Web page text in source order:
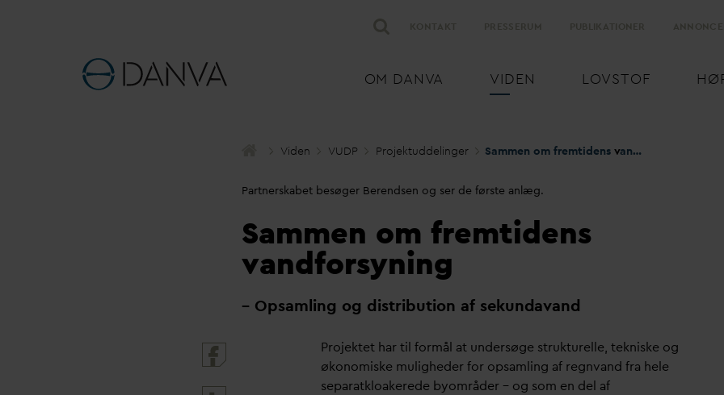
OM DANVA VIDEN LOVSTOF
Viden VUDP Projektuddelinger Sammen om fremtidens vandforsyning
Partnerskabet besøger Berendsen og ser de første anlæg.
Sammen om fremtidens
vandforsyning
– Opsamling og distribution af sekundavand
Projektet har til formål at undersøge strukturelle, tekniske og
økonomiske muligheder for opsamling af regnvand fra hele
separatkloakerede byområder – og som en del af